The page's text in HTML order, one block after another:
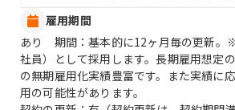
雇用期間
あり 期間：基本的に12ヶ月毎の更新。
社員）として採用します。長期雇用想定
の無期雇用化実績豊富です。また実績に
用の可能性があります。